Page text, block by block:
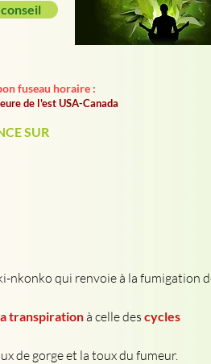
fuseau horaire :
de l'est USA-Canada
SUR
nkonko qui renvoie à la fumigation
transpiration à celle des cycles
de gorge et la toux du fumeur.